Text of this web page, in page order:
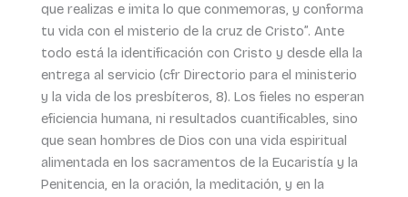
que realizas e imita lo que conmemoras, y conforma
tu vida con el misterio de la cruz de Cristo”. Ante
todo está la identificación con Cristo y desde ella la
entrega al servicio (cfr Directorio para el ministerio
y la vida de los presbíteros, 8). Los fieles no esperan
eficiencia humana, ni resultados cuantificables, sino
que sean hombres de Dios con una vida espiritual
alimentada en los sacramentos de la Eucaristía y la
Penitencia, en la oración, la meditación, y en la